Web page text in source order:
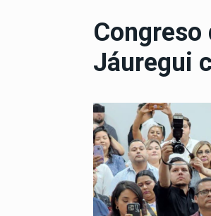
Congreso
Jáuregui